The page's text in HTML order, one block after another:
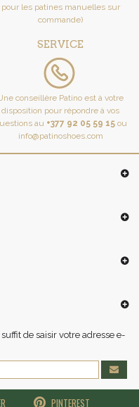
pour les patines manuelles sur
commande)
SERVICE
conseillère Patino est à votre
disposition pour répondre à vos
au +377 92 05 59 15ou
info@patinoshoes.com
de saisir votre adresse e-
PINTEREST